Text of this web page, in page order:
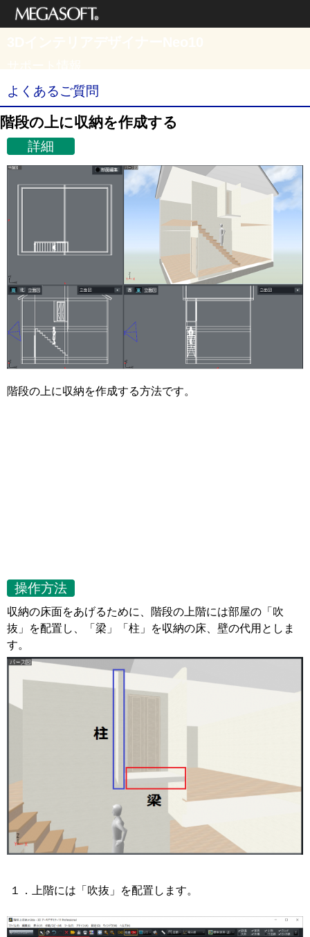
よくあるご質問
階段の上に収納を作成する
詳細
階段の上に収納を作成する方法です。
操作方法
収納の床面をあげるために、階段の上階には部屋の「吹
抜」を配置し、「梁」「柱」を収納の床、壁の代用としま
す。
１．上階には「吹抜」を配置します。